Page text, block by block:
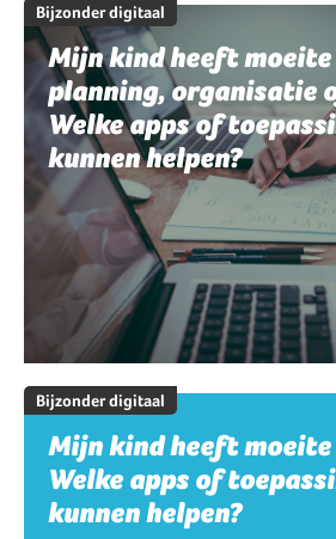
Bijzonder digitaal
Mijn kind heeft
planning, organisatie
Welke apps of
kunnen helpen?
Bijzonder digitaal
Mijn kind heeft moeite
Welke apps of
kunnen helpen?